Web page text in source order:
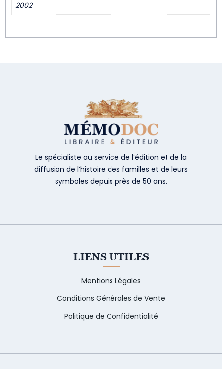
2002
Le spécialiste au service de l’édition et de la
diffusion de l’histoire des familles et de leurs
symboles depuis près de 50 ans.
LIENS UTILES
Mentions Légales
Conditions Générales de Vente
Politique de Confidentialité